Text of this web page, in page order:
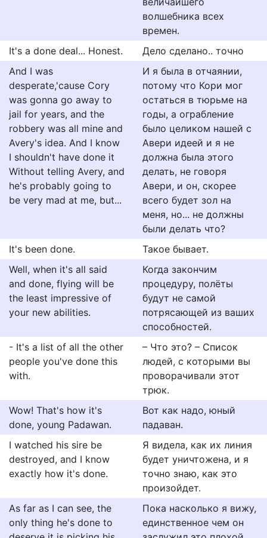
волшебника всех
времен.
It's a done deal... Honest.
Дело сделано.. точно
And I was
desperate,'cause Cory
was gonna go away to
jail for years, and the
robbery was all mine and
Avery's idea. And I know
I shouldn't have done it
Without telling Avery, and
he's probably going to
be very mad at me, but...
И я была в отчаянии,
потому что Кори мог
остаться в тюрьме на
годы, а ограбление
было целиком нашей с
Авери идеей и я не
должна была этого
делать, не говоря
Авери, и он, скорее
всего будет зол на
меня, но... не должны
были делать что?
It's been done.
Такое бывает.
Well, when it's all said
and done, flying will be
the least impressive of
your new abilities.
Когда закончим
процедуру, полёты
будут не самой
потрясающей из ваших
способностей.
- It's a list of all the other
people you've done this
with.
– Что это? – Список
людей, с которыми вы
проворачивали этот
трюк.
Wow! That's how it's
done, young Padawan.
Вот как надо, юный
падаван.
I watched his sire be
destroyed, and I know
exactly how it's done.
Я видела, как их линия
будет уничтожена, и я
точно знаю, как это
произойдет.
As far as I can see, the
only thing he's done to
Пока насколько я вижу,
единственное чем он